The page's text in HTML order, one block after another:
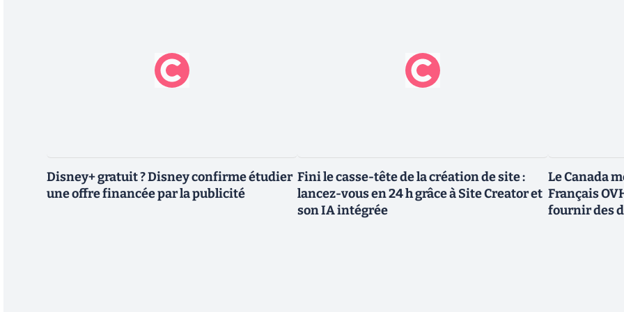
Disney+ gratuit ? Disney confirme étudier
une offre financée par la publicité
Fini le casse-tête de la création de site :
lancez-vous en 24 h grâce à Site Creator et
son IA intégrée
Le Canada
Français
fournir des